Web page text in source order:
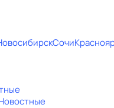
Сочи